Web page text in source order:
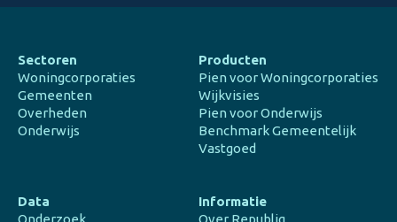
Sectoren
Woningcorporaties
Gemeenten
Overheden
Onderwijs
Producten
Pien voor Woningcorporaties
Wijkvisies
Pien voor Onderwijs
Benchmark Gemeentelijk
Vastgoed
Data
Onderzoek
Informatie
Over Republiq